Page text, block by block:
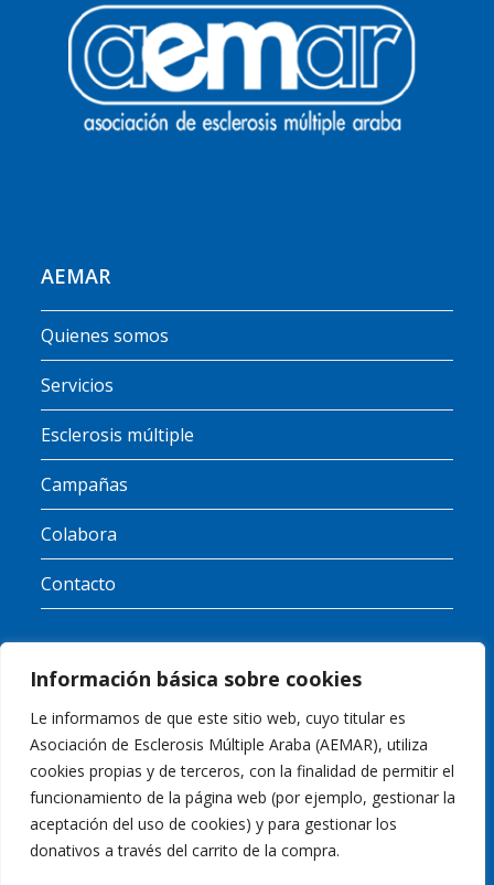
Información básica sobre cookies
Le informamos de que este sitio web, cuyo titular es
Asociación de Esclerosis Múltiple Araba (AEMAR), utiliza
cookies propias y de terceros, con la finalidad de permitir el
funcionamiento de la página web (por ejemplo, gestionar la
aceptación del uso de cookies) y para gestionar los
donativos a través del carrito de la compra.
AEMAR
Quienes somos
Servicios
Esclerosis múltiple
Campañas
Colabora
Contacto
Política de Cookies
Política de Privacidad
Aviso Legal